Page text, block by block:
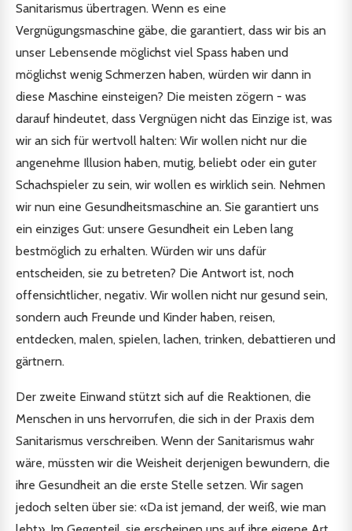
Sanitarismus übertragen. Wenn es eine
Vergnügungsmaschine gäbe, die garantiert, dass wir bis an
unser Lebensende möglichst viel Spass haben und
möglichst wenig Schmerzen haben, würden wir dann in
diese Maschine einsteigen? Die meisten zögern - was
darauf hindeutet, dass Vergnügen nicht das Einzige ist, was
wir an sich für wertvoll halten: Wir wollen nicht nur die
angenehme Illusion haben, mutig, beliebt oder ein guter
Schachspieler zu sein, wir wollen es wirklich sein. Nehmen
wir nun eine Gesundheitsmaschine an. Sie garantiert uns
ein einziges Gut: unsere Gesundheit ein Leben lang
bestmöglich zu erhalten. Würden wir uns dafür
entscheiden, sie zu betreten? Die Antwort ist, noch
offensichtlicher, negativ. Wir wollen nicht nur gesund sein,
sondern auch Freunde und Kinder haben, reisen,
entdecken, malen, spielen, lachen, trinken, debattieren und
gärtnern.
Der zweite Einwand stützt sich auf die Reaktionen, die
Menschen in uns hervorrufen, die sich in der Praxis dem
Sanitarismus verschreiben. Wenn der Sanitarismus wahr
wäre, müssten wir die Weisheit derjenigen bewundern, die
ihre Gesundheit an die erste Stelle setzen. Wir sagen
jedoch selten über sie: «Da ist jemand, der weiß, wie man